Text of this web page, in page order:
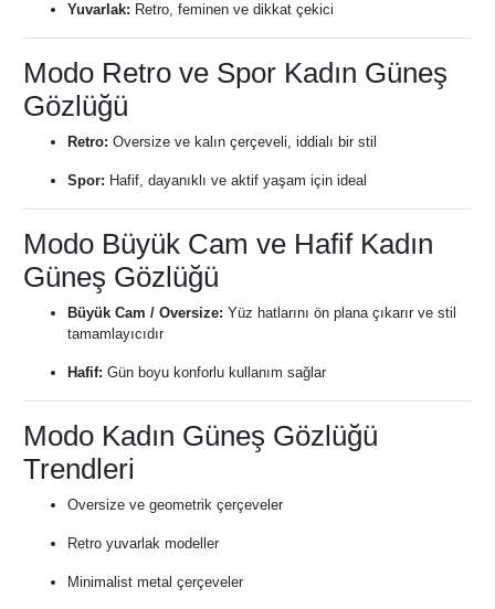
Yuvarlak: Retro, feminen ve dikkat çekici
Modo Retro ve Spor Kadın Güneş
Gözlüğü
Retro: Oversize ve kalın çerçeveli, iddialı bir stil
Spor: Hafif, dayanıklı ve aktif yaşam için ideal
Modo Büyük Cam ve Hafif Kadın
Güneş Gözlüğü
Büyük Cam / Oversize: Yüz hatlarını ön plana çıkarır ve stil
tamamlayıcıdır
Hafif: Gün boyu konforlu kullanım sağlar
Modo Kadın Güneş Gözlüğü
Trendleri
Oversize ve geometrik çerçeveler
Retro yuvarlak modeller
Minimalist metal çerçeveler